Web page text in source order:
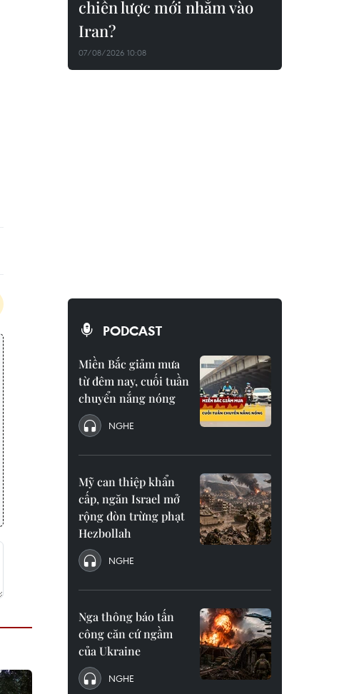
chiến lược mới nhằm vào
Iran?
07/08/2026 10:08
PODCAST
Miền Bắc giảm mưa
từ đêm nay, cuối tuần
chuyển nắng nóng
NGHE
Mỹ can thiệp khẩn
cấp, ngăn Israel mở
rộng đòn trừng phạt
Hezbollah
NGHE
Nga thông báo tấn
công căn cứ ngầm
của Ukraine
NGHE